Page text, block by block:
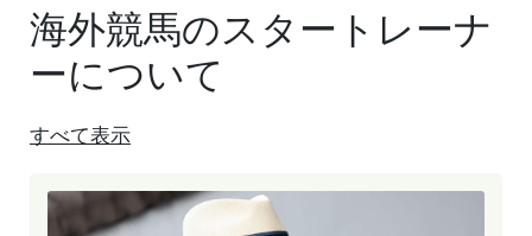
海外競馬のスタートレーナ
ーについて
すべて表示